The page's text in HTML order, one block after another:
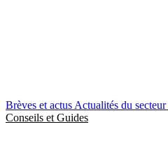
Brèves et actus Actualités du secteur
Conseils et Guides